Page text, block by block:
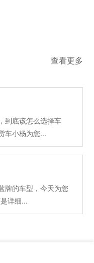
查看更多
到底该怎么选择车
车小杨为您...
牌的车型，今天为您
详细...